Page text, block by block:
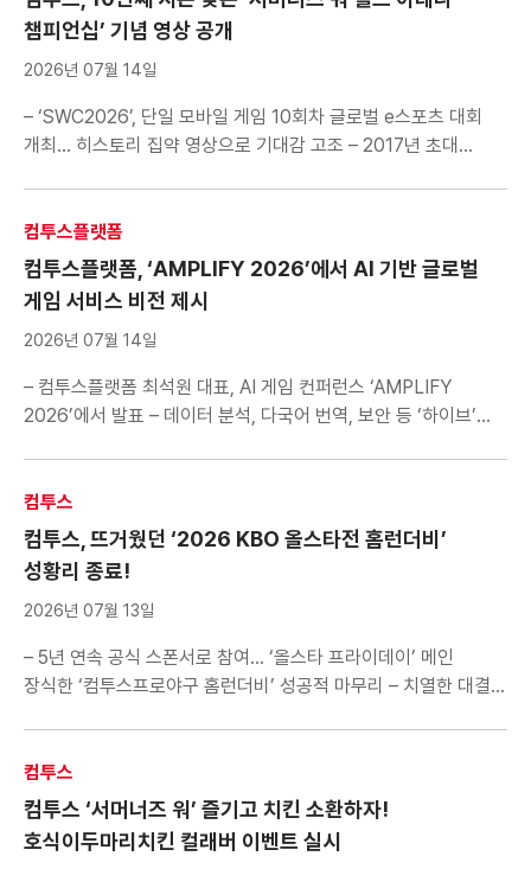
챔피언십’ 기념 영상 공개
2026년 07월 14일
– ‘SWC2026’, 단일 모바일 게임 10회차 글로벌 e스포츠 대회
개최… 히스토리 집약 영상으로 기대감 고조 – 2017년 초대
본격 개막 예정 컴투스는 글로벌 히트작 ‘서머너즈 워: 천공의
아레나(이하 서머너즈 워)’의 글로벌 e스포츠 대회 ‘서머너즈 워
월드 아레나 […]
컴투스플랫폼
컴투스플랫폼, ‘AMPLIFY 2026’에서 AI 기반 글로벌
게임 서비스 비전 제시
2026년 07월 14일
– 컴투스플랫폼 최석원 대표, AI 게임 컨퍼런스 ‘AMPLIFY
2026’에서 발표 – 데이터 분석, 다국어 번역, 보안 등 ‘하이브’
‘AMPLIFY 2026’에서 AI 기반 글로벌 게임 서비스 전략과
‘하이브’ 플랫폼의 방향을 발표했다고 14일 밝혔다. ‘AMPLIFY
2026’은 AI 기술을 활용해 글로벌 시장 진출을 준비하는 […]
컴투스
컴투스, 뜨거웠던 ‘2026 KBO 올스타전 홈런더비’
성황리 종료!
2026년 07월 13일
– 5년 연속 공식 스폰서로 참여… ‘올스타 프라이데이’ 메인
장식한 ‘컴투스프로야구 홈런더비’ 성공적 마무리 – 치열한 대결
부스 운영 등 온·오프라인 넘나드는 야구 축제 선사 컴투스(대표
남재관)는 KBO와 함께 지난 7월 10일 잠실야구장에서 개최한
‘2026 […]
컴투스
컴투스 ‘서머너즈 워’ 즐기고 치킨 소환하자!
호식이두마리치킨 컬래버 이벤트 실시